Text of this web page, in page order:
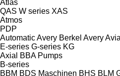
Atlas
QAS W series XAS
Atmos
PDP
AutomaticAvery Berkel AveryAvia
E-series G-series KG
Axial
BBA Pumps
B-series
BBM BDS Maschinen BHS BLM